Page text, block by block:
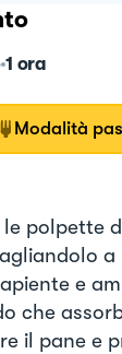
1 ora
Modalità
polpette
a
e
che
il pane e